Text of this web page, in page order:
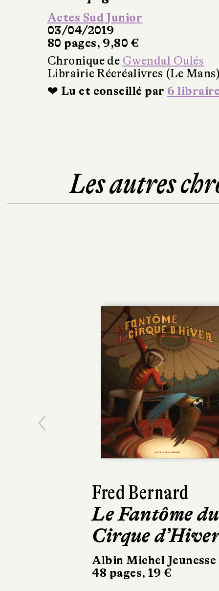
Actes Sud Junior
03/04/2019
80 pages, 9,80 €
Chronique de Gwendal Oulés
Librairie Récréalivres (Le
❤ Lu et conseillé par 6
Les autres
Fred Bernard
Le Fantôme du
Cirque
Albin Michel Jeunesse
48 pages, 19 €
Collectif
Fred Bernard
François
créateurs
d’aventures
Previous